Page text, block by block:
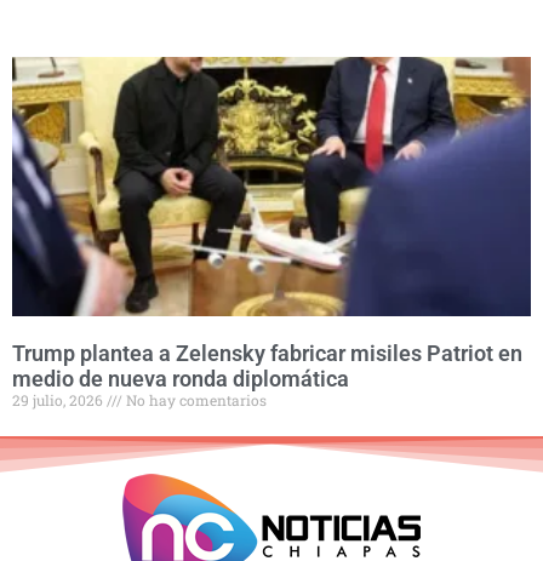
Trump plantea a Zelensky fabricar misiles Patriot en
medio de nueva ronda diplomática
29 julio, 2026 No hay comentarios